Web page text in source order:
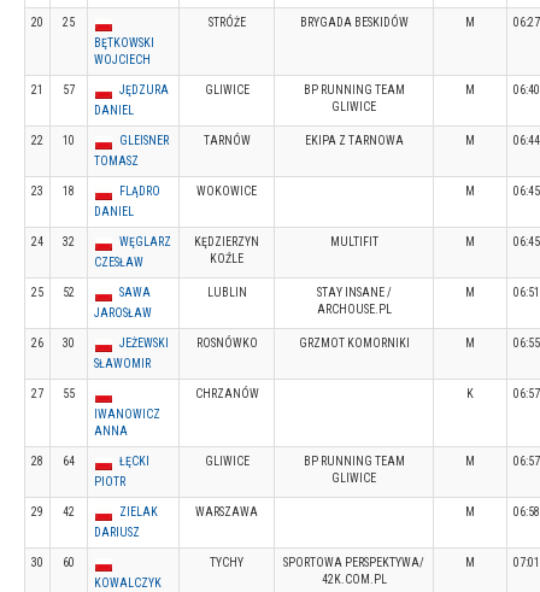
20
25
BĘTKOWSKI
WOJCIECH
STRÓŻE BRYGADA BESKIDÓW M
21 57
JĘDZURA
DANIEL
GLIWICE
BP RUNNING TEAM
GLIWICE
M
22 10
GLEISNER
TOMASZ
TARNÓW EKIPA Z TARNOWA M
23 18
FLĄDRO
DANIEL
WOKOWICE M
24 32
WĘGLARZ
CZESŁAW
KĘDZIERZYN
KOŹLE
MULTIFIT M
25 52
SAWA
JAROSŁAW
LUBLIN
STAY INSANE /
ARCHOUSE.PL
M
26 30
JEŻEWSKI
SŁAWOMIR
ROSNÓWKO GRZMOT KOMORNIKI M
27
55
IWANOWICZ
ANNA
CHRZANÓW K
28 64
ŁĘCKI
PIOTR
GLIWICE
BP RUNNING TEAM
GLIWICE
M
29 42
ZIELAK
DARIUSZ
WARSZAWA M
30
60
KOWALCZYK
TYCHY
SPORTOWA PERSPEKTYWA/
42K.COM.PL
M